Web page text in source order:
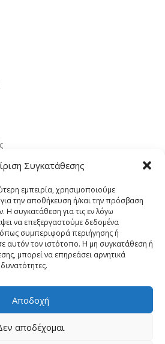
Συγκατάθεσης
εμπειρία, χρησιμοποιούμε
την αποθήκευση ή/και την πρόσβαση
συγκατάθεση για τις εν λόγω
να επεξεργαστούμε δεδομένα
συμπεριφορά περιήγησης ή
αυτόν τον ιστότοπο. Η μη συγκατάθεση ή
μπορεί να επηρεάσει αρνητικά
δυνατότητες.
Αποδοχή
αποδέχομαι
- Designed & Powered By
Web Design